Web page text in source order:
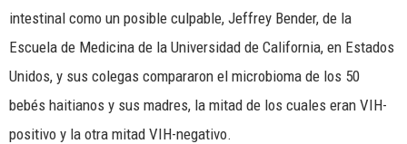
intestinal como un posible culpable, Jeffrey Bender, de la
Escuela de Medicina de la Universidad de California, en Estados
Unidos, y sus colegas compararon el microbioma de los 50
bebés haitianos y sus madres, la mitad de los cuales eran VIH-
positivo y la otra mitad VIH-negativo.